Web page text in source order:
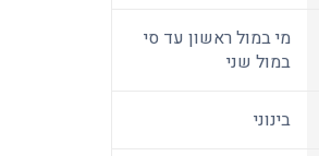
מי במול ראשון עד סי
במול שני
בינוני